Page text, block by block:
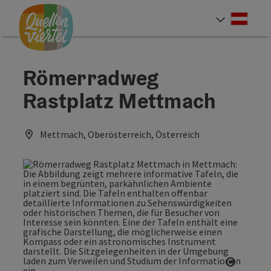
Zum Inhalt
Zur Navigation
Zum Seitenanfang
Römerradweg
Rastplatz Mettmach
Mettmach, Oberösterreich, Österreich